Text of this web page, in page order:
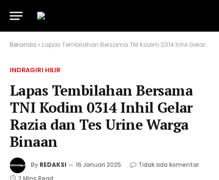
Beranda » Lapas Tembilahan Bersama TNI Kodim 0314 Inhil Gelar Razia dan Tes Urine Warga Binaan
INDRAGIRI HILIR
Lapas Tembilahan Bersama
TNI Kodim 0314 Inhil Gelar
Razia dan Tes Urine Warga
Binaan
By REDAKSI 16 Januari 2025
Tidak ada komentar
2 Mins Read